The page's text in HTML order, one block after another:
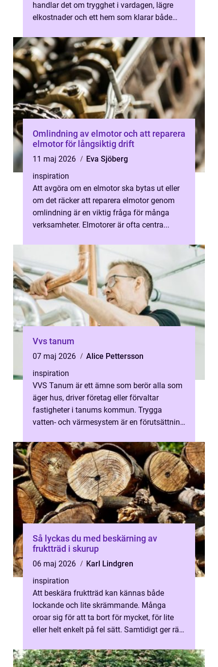
handlar det om trygghet i vardagen, lägre
elkostnader och ett hem som klarar både
Omlindning av elmotor och att reparera
elmotor för långsiktig drift
11 maj 2026
Eva Sjöberg
inspiration
Att avgöra om en elmotor ska bytas ut eller
om det räcker att reparera elmotor genom
omlindning är en viktig fråga för många
verksamheter. Elmotorer är ofta centra...
Vvs tanum
07 maj 2026
Alice Pettersson
inspiration
VVS Tanum är ett ämne som berör alla som
äger hus, driver företag eller förvaltar
fastigheter i tanums kommun. Trygga
vatten- och värmesystem är en förutsättning
Så lyckas du med beskärning av
fruktträd i skurup
06 maj 2026
Karl Lindgren
inspiration
Att beskära fruktträd kan kännas både
lockande och lite skrämmande. Många
oroar sig för att ta bort för mycket, för lite
eller helt enkelt på fel sätt. Samtidigt ger rätt